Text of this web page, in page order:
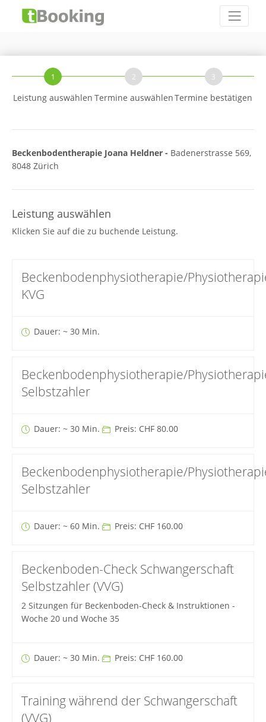
1
Leistung auswählen
2
Termine auswählen
3
Termine bestätigen
Beckenbodentherapie Joana Heldner - Badenerstrasse 569,
8048 Zürich
Leistung auswählen
Klicken Sie auf die zu buchende Leistung.
Beckenbodenphysiotherapie/
KVG
Dauer: ~ 30 Min.
Beckenbodenphysiotherapie/
Selbstzahler
Dauer: ~ 30 Min. Preis: CHF 80.00
Beckenbodenphysiotherapie/
Selbstzahler
Dauer: ~ 60 Min. Preis: CHF 160.00
Beckenboden-Check Schwangerschaft
Selbstzahler (VVG)
2 Sitzungen für Beckenboden-Check & Instruktionen -
Woche 20 und Woche 35
Dauer: ~ 30 Min. Preis: CHF 160.00
Training während der Schwangerschaft
(VVG)